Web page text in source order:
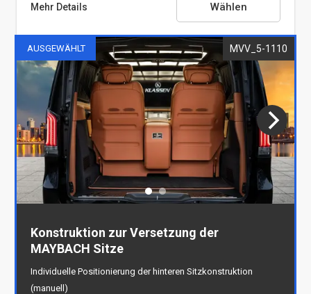
Kissen für MAYBACH Fußstütze
Mehr Details Wählen
AUSGEWÄHLT MVV_5-1110
Konstruktion zur Versetzung der
MAYBACH Sitze
Individuelle Positionierung der hinteren Sitzkonstruktion
(manuell)